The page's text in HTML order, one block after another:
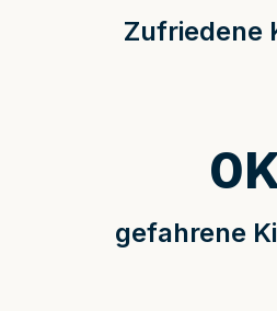
Zufriedene
gefahrene
0